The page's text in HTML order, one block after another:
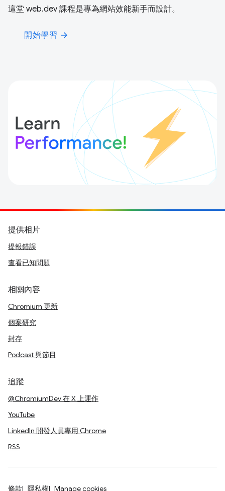
這堂 web.dev 課程是專為網站效能新手而設計。
開始學習 arrow_forward
提供相片
提報錯誤
查看已知問題
相關內容
Chromium 更新
個案研究
封存
Podcast 與節目
追蹤
@ChromiumDev 在 X 上運作
YouTube
LinkedIn 開發人員專用 Chrome
RSS
條款 隱私權 Manage cookies